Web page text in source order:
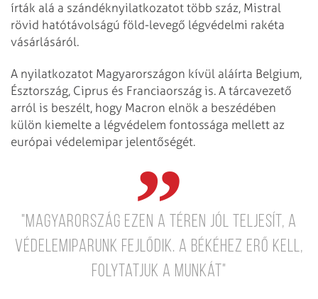
írták alá a szándéknyilatkozatot több száz, Mistral
rövid hatótávolságú föld-levegő légvédelmi rakéta
vásárlásáról.
A nyilatkozatot Magyarországon kívül aláírta Belgium,
Észtország, Ciprus és Franciaország is. A tárcavezető
arról is beszélt, hogy Macron elnök a beszédében
külön kiemelte a légvédelem fontossága mellett az
európai védelemipar jelentőségét.
"Magyarország ezen a téren jól teljesít, a
védelemiparunk fejlődik. A békéhez erő kell,
folytatjuk a munkát"